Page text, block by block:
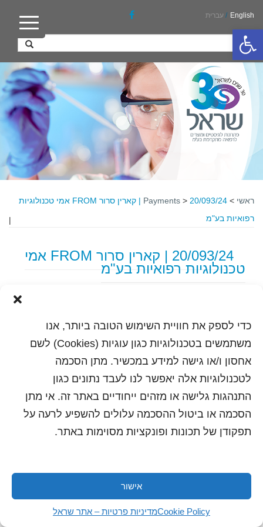
פתח סרגל נגישות
כדי לספק את חוויית השימוש הטובה ביותר, אנו
משתמשים בטכנולוגיות כגון עוגיות (Cookies) לשם
אחסון ו/או גישה למידע במכשיר. מתן הסכמה
לטכנולוגיות אלה יאפשר לנו לעבד נתונים כגון
התנהגות גלישה או מזהים ייחודיים באתר זה. אי מתן
הסכמה או ביטול ההסכמה עלולים להשפיע לרעה על
תפקודן של תכונות ופונקציות מסוימות באתר.
אישור
Cookie Policyמדיניות פרטיות – אתר שראל
English
/ עברית
ראשי >
Payments >
20/093/24 | קארין סרור FROM אמי טכנולוגיות
רפואיות בע"מ
|
20/093/24 | קארין סרור FROM אמי
טכנולוגיות רפואיות בע"מ
כל הזכויות שמורות לשראל 2018 | עיצוב ותכנות: סטודיו
"היוצרים"